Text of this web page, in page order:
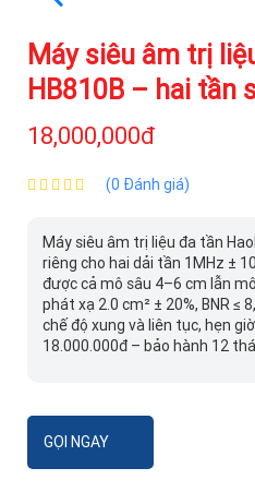
Máy siêu âm trị
HB810B – hai tần
18,000,000đ
(0 Đánh giá)
Máy siêu âm trị liệu đa tần
riêng cho hai dải tần 1MHz ±
được cả mô sâu 4–6 cm lẫn
phát xạ 2.0 cm² ± 20%, BNR ≤
chế độ xung và liên tục, hẹn
18.000.000đ – bảo hành 12
GỌI NGAY